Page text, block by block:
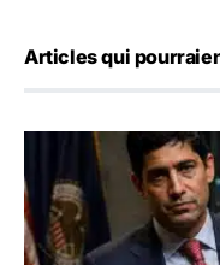
Articles qui
Emploi américain :